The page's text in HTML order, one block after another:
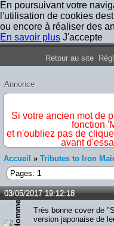
En poursuivant votre
l'utilisation de cookies
ou encore à réaliser des
En savoir plus J'accepte
Forum
Retour au site
Annonce
Si votre ancien mot de
fonction
et n'oubliez pas de
avant
Accueil » Tributes to Iron
Pages: 1
03/05/2017 19:12:18
Très bonne cover de
version japonaise de